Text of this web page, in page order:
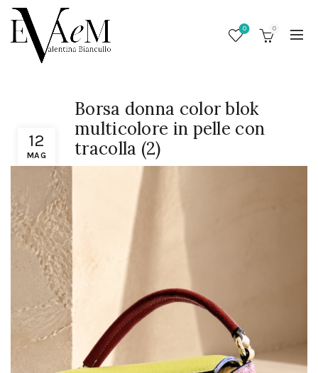
0 0
12
MAG
Borsa donna color blok
multicolore in pelle con
tracolla (2)